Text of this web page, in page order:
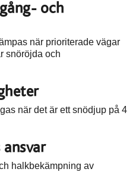
och
när prioriterade vägar
snöröjda och
när det är ett snödjup på 4
ansvar
halkbekämpning av